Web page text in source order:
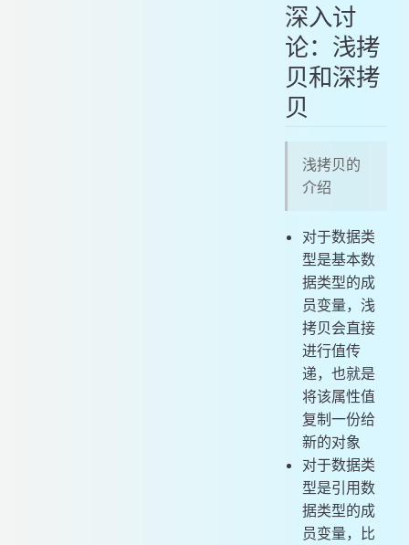
深入讨
论：浅拷
贝和深拷
贝
浅拷贝的
介绍
对于数据类
型是基本数
据类型的成
员变量，浅
拷贝会直接
进行值传
递，也就是
将该属性值
复制一份给
新的对象
对于数据类
型是引用数
据类型的成
员变量，比